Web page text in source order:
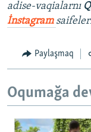
adise-vaqialarnı
İnstagram
Paylaşmaq
Oqumağa